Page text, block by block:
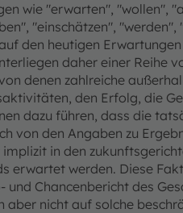
wie "erwarten", "wollen",
"einschätzen",
den heutigen
daher einer Reihe
denen zahlreiche
den Erfolg, die
dazu führen, dass die
von den Angaben zu
in den
erwartet werden. Diese
Chancenbericht des
aber nicht auf solche